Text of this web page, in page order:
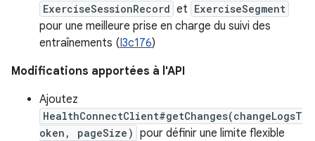
ExerciseSessionRecord et ExerciseSegment
pour une meilleure prise en charge du suivi des
entraînements (I3c176)
Modifications apportées à l'API
Ajoutez
HealthConnectClient#getChanges(changeLogsT
oken, pageSize) pour définir une limite flexible